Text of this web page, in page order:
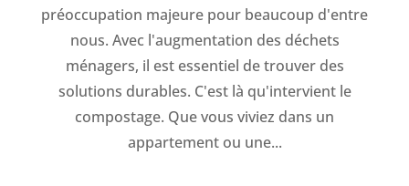
préoccupation majeure pour beaucoup d'entre
nous. Avec l'augmentation des déchets
ménagers, il est essentiel de trouver des
solutions durables. C'est là qu'intervient le
compostage. Que vous viviez dans un
appartement ou une...